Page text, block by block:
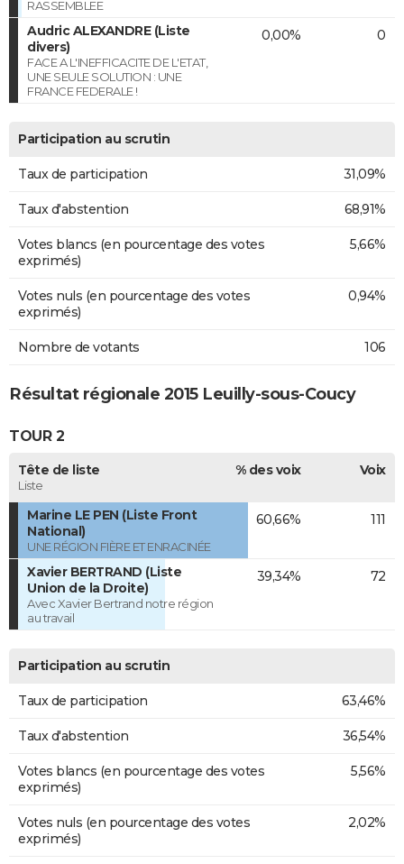
RASSEMBLEE
Audric ALEXANDRE (Liste
divers)
FACE A L'INEFFICACITE DE L'ETAT,
UNE SEULE SOLUTION : UNE
FRANCE FEDERALE !
0,00% 0
Participation au scrutin
Taux de participation 31,09%
Taux d'abstention 68,91%
Votes blancs (en pourcentage des votes
exprimés)
5,66%
Votes nuls (en pourcentage des votes
exprimés)
0,94%
Nombre de votants 106
Résultat régionale 2015 Leuilly-sous-Coucy
TOUR 2
Tête de liste
Liste
% des voix Voix
Marine LE PEN (Liste Front
National)
UNE RÉGION FIÈRE ET ENRACINÉE
60,66% 111
Xavier BERTRAND (Liste
Union de la Droite)
Avec Xavier Bertrand notre région
au travail
39,34% 72
Participation au scrutin
Taux de participation 63,46%
Taux d'abstention 36,54%
Votes blancs (en pourcentage des votes
exprimés)
5,56%
Votes nuls (en pourcentage des votes
exprimés)
2,02%